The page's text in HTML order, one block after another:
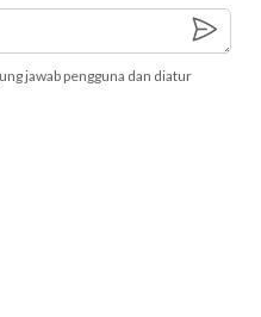
jawab pengguna dan diatur